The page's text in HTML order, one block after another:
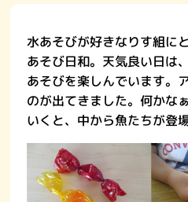
水あそびが好きなりす組に
あそび日和。天気良い日は
あそびを楽しんでいます。
のが出てきました。何かな
いくと、中から魚たちが登場